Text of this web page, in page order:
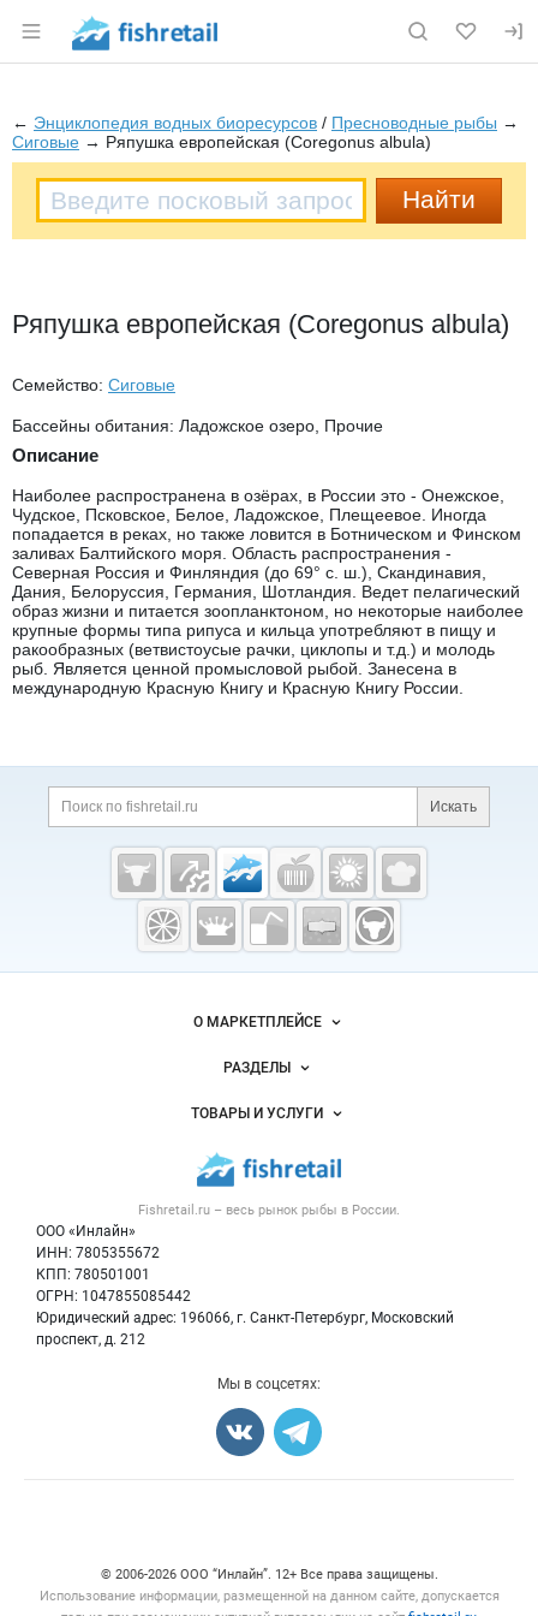
Раздел навигации по сайту fishretail.ru
← Энциклопедия водных биоресурсов / Пресноводные рыбы →
Сиговые → Ряпушка европейская (Coregonus albula)
Ряпушка европейская (Coregonus albula)
Семейство: Сиговые
Бассейны обитания: Ладожское озеро, Прочие
Описание
Наиболее распространена в озёрах, в России это - Онежское,
Чудское, Псковское, Белое, Ладожское, Плещеевое. Иногда
попадается в реках, но также ловится в Ботническом и Финском
заливах Балтийского моря. Область распространения -
Северная Россия и Финляндия (до 69° с. ш.), Скандинавия,
Дания, Белоруссия, Германия, Шотландия. Ведет пелагический
образ жизни и питается зоопланктоном, но некоторые наиболее
крупные формы типа рипуса и кильца употребляют в пищу и
ракообразных (ветвистоусые рачки, циклопы и т.д.) и молодь
рыб. Является ценной промысловой рыбой. Занесена в
международную Красную Книгу и Красную Книгу России.
Дополнительная информация
Поиск по сайту и
Искать
Cсылки на полезные проекты
Fishretail.ru —
рыба,
морепродукты
Важные разделы и контакты
Fishretail.ru – весь рынок рыбы в России.
ООО «Инлайн»
ИНН: 7805355672
КПП: 780501001
ОГРН: 1047855085442
Юридический адрес: 196066, г. Санкт-Петербург, Московский
проспект, д. 212
Навигация по сайтуО МАРКЕТПЛЕЙСЕ
Новости Fishretail.ru
Размещение рекламы
Публичная оферта
Контактная информация
Политика обработки персональных данных
РАЗДЕЛЫ
Объявления
Новости рынка
Блог
ТОВАРЫ И УСЛУГИ
Рыба
Икра
Мы в соцсетях:
© 2006‑2026 ООО “Инлайн”. 12+ Все права защищены.
Использование информации, размещенной на данном сайте, допускается